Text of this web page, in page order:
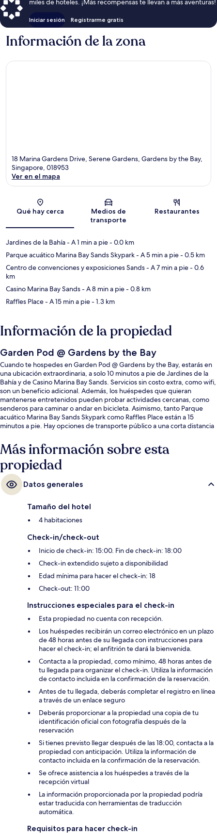
Iniciar sesión Registrarme gratis
Información de la zona
18 Marina Gardens Drive, Serene Gardens, Gardens by the Bay,
Singapore, 018953
Ver en el mapa
Qué hay cerca
Medios de
transporte
Restaurantes
Jardines de la Bahía- A 1 min a pie- 0.0 km
Parque acuático Marina Bay Sands Skypark- A 5 min a pie- 0.5 km
Centro de convenciones y exposiciones Sands- A 7 min a pie- 0.6
km
Casino Marina Bay Sands- A 8 min a pie- 0.8 km
Raffles Place- A 15 min a pie- 1.3 km
Información de la propiedad
Garden Pod @ Gardens by the Bay
Cuando te hospedes en Garden Pod @ Gardens by the Bay, estarás en
una ubicación extraordinaria, a solo 10 minutos a pie de Jardines de la
Bahía y de Casino Marina Bay Sands. Servicios sin costo extra, como wifi,
son un beneficio adicional. Además, los huéspedes que quieran
mantenerse entretenidos pueden probar actividades cercanas, como
senderos para caminar o andar en bicicleta. Asimismo, tanto Parque
acuático Marina Bay Sands Skypark como Raffles Place están a 15
minutos a pie. Hay opciones de transporte público a una corta distancia
Bayfront está a 9 minutos.
Más información sobre esta
propiedad
Datos generales
Tamaño del hotel
4 habitaciones
Check-in/check-out
Inicio de check-in: 15:00. Fin de check-in: 18:00
Check-in extendido sujeto a disponibilidad
Edad mínima para hacer el check-in: 18
Check-out: 11:00
Instrucciones especiales para el check-in
Esta propiedad no cuenta con recepción.
Los huéspedes recibirán un correo electrónico en un plazo
de 48 horas antes de su llegada con instrucciones para
hacer el check-in; el anfitrión te dará la bienvenida.
Contacta a la propiedad, como mínimo, 48 horas antes de
tu llegada para organizar el check-in. Utiliza la información
de contacto incluida en la confirmación de la reservación.
Antes de tu llegada, deberás completar el registro en línea
a través de un enlace seguro
Deberás proporcionar a la propiedad una copia de tu
identificación oficial con fotografía después de la
reservación
Si tienes previsto llegar después de las 18:00, contacta a la
propiedad con anticipación. Utiliza la información de
contacto incluida en la confirmación de la reservación.
Se ofrece asistencia a los huéspedes a través de la
recepción virtual
La información proporcionada por la propiedad podría
estar traducida con herramientas de traducción
automática.
Requisitos para hacer check-in